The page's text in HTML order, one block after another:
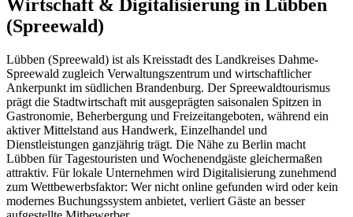
Wirtschaft & Digitalisierung in Lübben
(Spreewald)
Lübben (Spreewald) ist als Kreisstadt des Landkreises Dahme-
Spreewald zugleich Verwaltungszentrum und wirtschaftlicher
Ankerpunkt im südlichen Brandenburg. Der Spreewaldtourismus
prägt die Stadtwirtschaft mit ausgeprägten saisonalen Spitzen in
Gastronomie, Beherbergung und Freizeitangeboten, während ein
aktiver Mittelstand aus Handwerk, Einzelhandel und
Dienstleistungen ganzjährig trägt. Die Nähe zu Berlin macht
Lübben für Tagestouristen und Wochenendgäste gleichermaßen
attraktiv. Für lokale Unternehmen wird Digitalisierung zunehmend
zum Wettbewerbsfaktor: Wer nicht online gefunden wird oder kein
modernes Buchungssystem anbietet, verliert Gäste an besser